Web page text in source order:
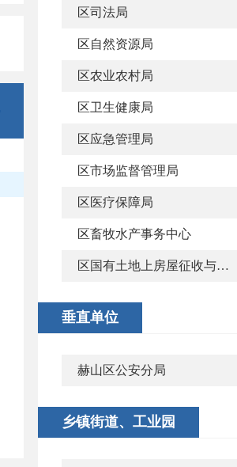
区司法局
区自然资源局
区农业农村局
区卫生健康局
区应急管理局
区市场监督管理局
区医疗保障局
区畜牧水产事务中心
区国有土地上房屋征收与补偿事务中心
垂直单位
赫山区公安分局
乡镇街道、工业园